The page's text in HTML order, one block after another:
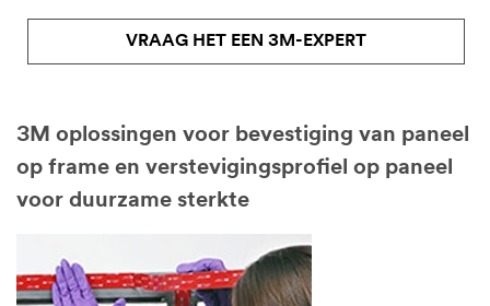
VRAAG HET EEN 3M-EXPERT
3M oplossingen voor bevestiging van paneel
op frame en verstevigingsprofiel op paneel
voor duurzame sterkte